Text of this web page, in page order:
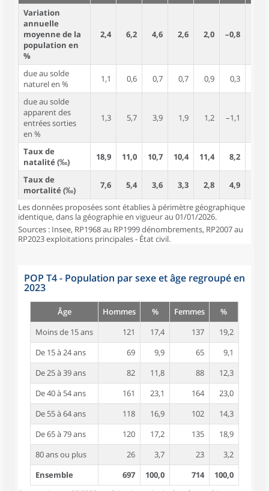
Variation
annuelle
moyenne de la
population en
%
2,4 6,2 4,6 2,6 2,0 –0,8
due au solde
naturel en %
1,1 0,6 0,7 0,7 0,9 0,3
due au solde
apparent des
entrées sorties
en %
1,3 5,7 3,9 1,9 1,2 –1,1
Taux de
natalité (‰)
18,9 11,0 10,7 10,4 11,4 8,2
Taux de
mortalité (‰)
7,6 5,4 3,6 3,3 2,8 4,9
Les données proposées sont établies à périmètre géographique
identique, dans la géographie en vigueur au 01/01/2026.
Sources : Insee, RP1968 au RP1999 dénombrements, RP2007 au
RP2023 exploitations principales - État civil.
POP T4 - Population par sexe et âge regroupé en
2023
Âge Hommes % Femmes
%
Moins de 15 ans
121 17,4 137
19,2
De 15 à 24 ans
69 9,9 65
9,1
De 25 à 39 ans
82 11,8 88
12,3
De 40 à 54 ans
161 23,1 164
23,0
De 55 à 64 ans
118 16,9 102
14,3
De 65 à 79 ans
120 17,2 135
18,9
80 ans ou plus
26 3,7 23
3,2
Ensemble
697 100,0 714
100,0